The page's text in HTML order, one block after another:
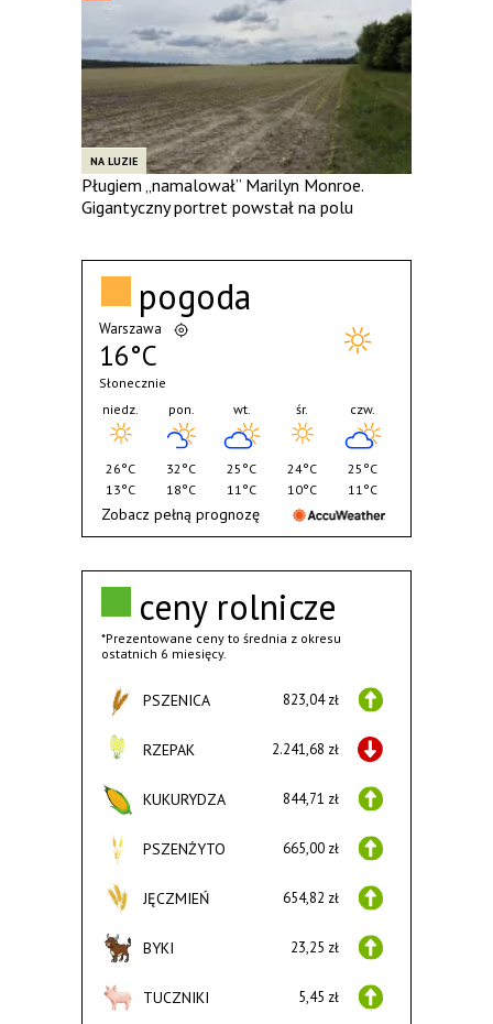
NA LUZIE
Pługiem „namalował” Marilyn Monroe.
Gigantyczny portret powstał na polu
ceny rolnicze
*Prezentowane ceny to średnia z okresu
ostatnich 6 miesięcy.
PSZENICA 823,04 zł
RZEPAK 2.241,68 zł
KUKURYDZA 844,71 zł
PSZENŻYTO 665,00 zł
JĘCZMIEŃ 654,82 zł
BYKI 23,25 zł
TUCZNIKI 5,45 zł
pogoda
Warszawa
16°C
Słonecznie
niedz.
26°C
13°C
pon.
32°C
18°C
wt.
25°C
11°C
śr.
24°C
10°C
czw.
25°C
11°C
Zobacz pełną prognozę